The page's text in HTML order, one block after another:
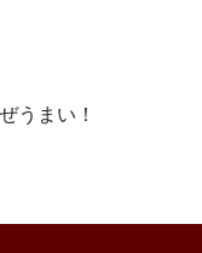
うまい！